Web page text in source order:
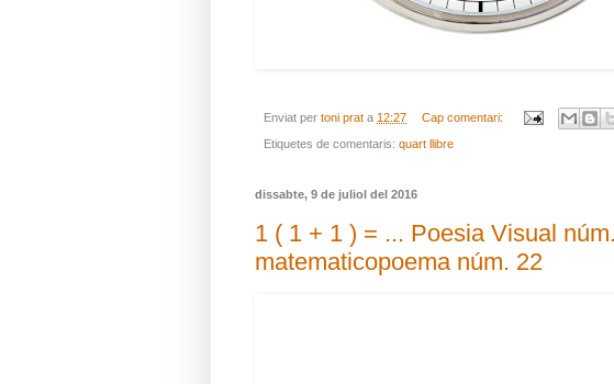
Enviat per toni prat a 12:27 Cap comentari:
Etiquetes de comentaris: quart llibre
dissabte, 9 de juliol del 2016
1 ( 1 + 1 ) = ... Poesia Visual
matematicopoema núm. 22